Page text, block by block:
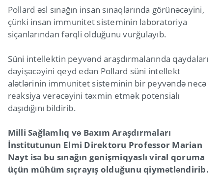
Pollard əsl sınağın insan sınaqlarında görünəcəyini,
çünki insan immunitet sisteminin laboratoriya
siçanlarından fərqli olduğunu vurğulayıb.
Süni intellektin peyvənd araşdırmalarında qaydaları
dəyişəcəyini qeyd edən Pollard süni intellekt
alətlərinin immunitet sisteminin bir peyvəndə necə
reaksiya verəcəyini təxmin etmək potensialı
daşıdığını bildirib.
Milli Sağlamlıq və Baxım Araşdırmaları
İnstitutunun Elmi Direktoru Professor Marian
Nayt isə bu sınağın genişmiqyaslı viral qoruma
üçün mühüm sıçrayış olduğunu qiymətləndirib.